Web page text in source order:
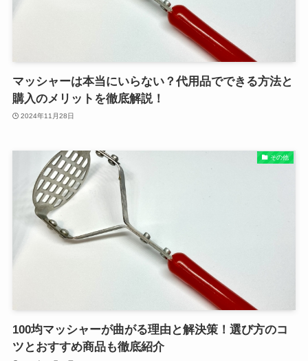
マッシャーは本当にいらない？代用品でできる方法と
購入のメリットを徹底解説！
2024年11月28日
その他
100均マッシャーが曲がる理由と解決策！選び方のコ
ツとおすすめ商品も徹底紹介